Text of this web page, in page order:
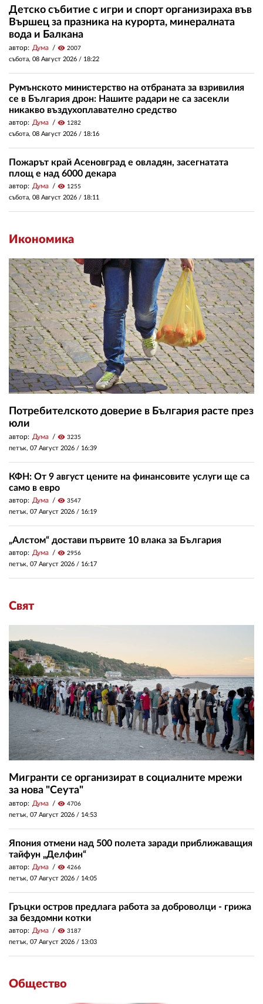
Детско събитие с игри и спорт организираха във
Вършец за празника на курорта, минералната
вода и Балкана
автор: Дума visibility 2007
събота, 08 Август 2026 / 18:22
Румънското министерство на отбраната за взривилия
се в България дрон: Нашите радари не са засекли
никакво въздухоплавателно средство
автор: Дума visibility 1282
събота, 08 Август 2026 / 18:16
Пожарът край Асеновград е овладян, засегнатата
площ е над 6000 декара
автор: Дума visibility 1255
събота, 08 Август 2026 / 18:11
Икономика
Потребителското доверие в България расте през
юли
автор: Дума visibility 3235
петък, 07 Август 2026 / 16:39
КФН: От 9 август цените на финансовите услуги ще са
само в евро
автор: Дума visibility 3547
петък, 07 Август 2026 / 16:19
„Алстом“ достави първите 10 влака за България
автор: Дума visibility 2956
петък, 07 Август 2026 / 16:17
Свят
Мигранти се организират в социалните мрежи
за нова "Сеута"
автор: Дума visibility 4706
петък, 07 Август 2026 / 14:53
Япония отмени над 500 полета заради приближаващия
тайфун „Делфин“
автор: Дума visibility 4266
петък, 07 Август 2026 / 14:05
Гръцки остров предлага работа за доброволци - грижа
за бездомни котки
автор: Дума visibility 3187
петък, 07 Август 2026 / 13:03
Общество